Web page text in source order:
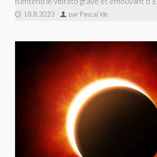
18.8.2023 par Pascal Ide